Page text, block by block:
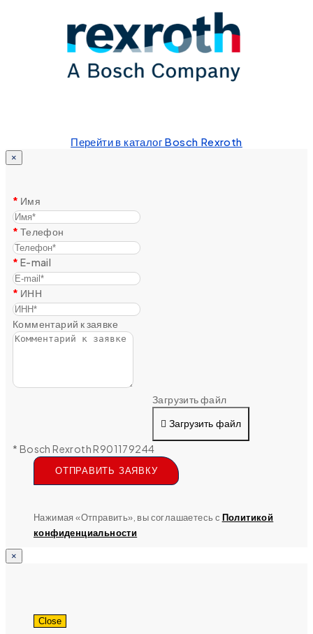
Перейти в каталог Bosch Rexroth
×
Имя
Телефон
E-mail
ИНН
Комментарий к заявке
Загрузить файл
Загрузить файл
* Bosch Rexroth R901179244
ОТПРАВИТЬ ЗАЯВКУ
Нажимая «Отправить», вы соглашаетесь с Политикой
конфиденциальности
×
Close